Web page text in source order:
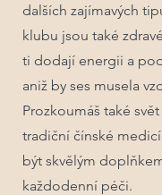
dalších zajímavých
klubu jsou také
ti dodají energii a
aniž by ses musela
Prozkoumáš také
tradiční čínské
být skvělým
každodenní péči.